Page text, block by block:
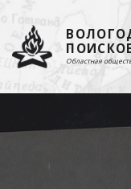
Областная